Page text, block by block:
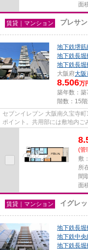
面
賃貸｜マンション プレサ
地下鉄堺筋
地下鉄長堀
地下鉄長堀
大阪府大阪
8.506万
築年数：築
階数：15
セブンイレブン 大阪南久宝寺
ポイント。共用部には敷地内ご
(管
敷
所
間
面
賃貸｜マンション イグレ
地下鉄長堀
地下鉄中央
地下鉄長堀